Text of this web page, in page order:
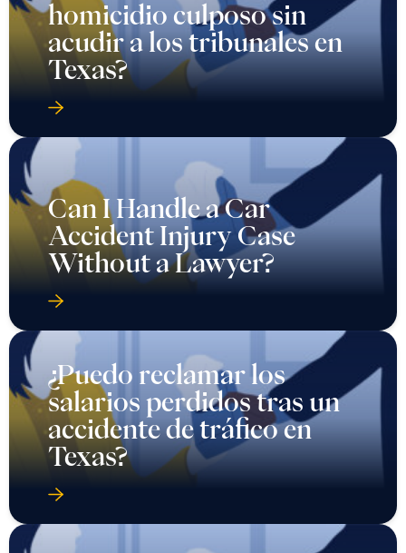
homicidio culposo sin
acudir a los tribunales en
Texas?
Can I Handle a Car
Accident Injury Case
Without a Lawyer?
¿Puedo reclamar los
salarios perdidos tras un
accidente de tráfico en
Texas?